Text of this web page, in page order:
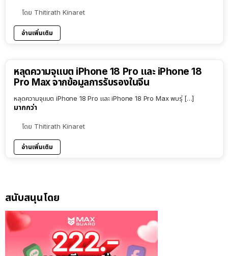
โดย Thitirath Kinaret
อ่านเพิ่มเติม
หลุดความจุแบต iPhone 18 Pro และ iPhone 18
Pro Max จากข้อมูลการรับรองในจีน
หลุดความจุแบต iPhone 18 Pro และ iPhone 18 Pro Max พบรุ่ […]
มากกว่า
โดย Thitirath Kinaret
อ่านเพิ่มเติม
สนับสนุนโดย